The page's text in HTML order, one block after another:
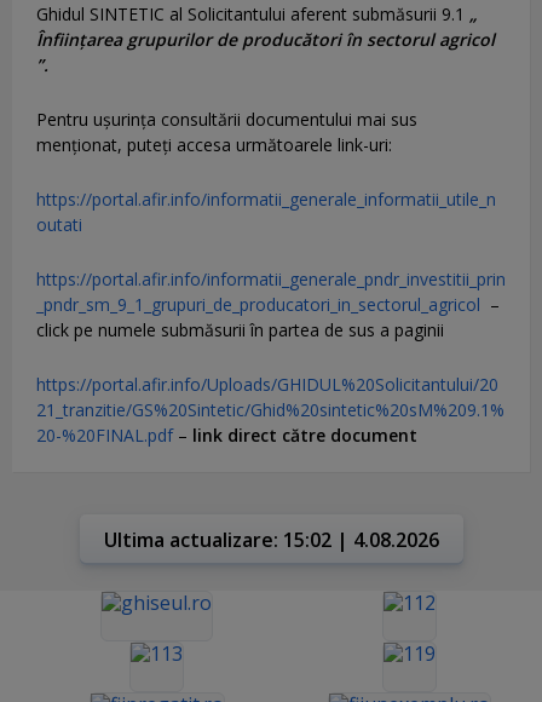
Ghidul SINTETIC al Solicitantului aferent submăsurii 9.1 „
Înființarea grupurilor de producători în sectorul agricol
”.
Pentru uşurinţa consultării documentului mai sus
menţionat, puteţi accesa următoarele link-uri:
https://portal.afir.info/informatii_generale_informatii_utile_n
outati
https://portal.afir.info/informatii_generale_pndr_investitii_prin
_pndr_sm_9_1_grupuri_de_producatori_in_sectorul_agricol –
click pe numele submăsurii în partea de sus a paginii
https://portal.afir.info/Uploads/GHIDUL%20Solicitantului/20
21_tranzitie/GS%20Sintetic/Ghid%20sintetic%20sM%209.1%
20-%20FINAL.pdf– link direct către document
Ultima actualizare: 15:02 | 4.08.2026